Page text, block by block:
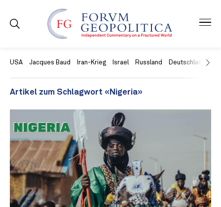
USA Jacques Baud Iran-Krieg Israel Russland Deutschland
Artikel zum Schlagwort «Nigeria»